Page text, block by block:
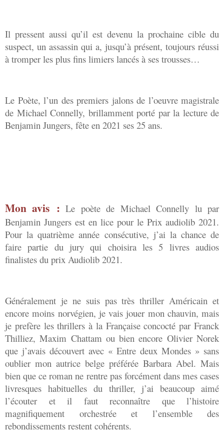
Il pressent aussi qu’il est devenu la prochaine cible du
suspect, un assassin qui a, jusqu’à présent, toujours réussi
à tromper les plus fins limiers lancés à ses trousses…
Le Poète, l’un des premiers jalons de l’oeuvre magistrale
de Michael Connelly, brillamment porté par la lecture de
Benjamin Jungers, fête en 2021 ses 25 ans.
Mon avis : Le poète de Michael Connelly lu par
Benjamin Jungers est en lice pour le Prix audiolib 2021.
Pour la quatrième année consécutive, j’ai la chance de
faire partie du jury qui choisira les 5 livres audios
finalistes du prix Audiolib 2021.
Généralement je ne suis pas très thriller Américain et
encore moins norvégien, je vais jouer mon chauvin, mais
je prefère les thrillers à la Française concocté par Franck
Thilliez, Maxim Chattam ou bien encore Olivier Norek
que j’avais découvert avec « Entre deux Mondes » sans
oublier mon autrice belge préférée Barbara Abel. Mais
bien que ce roman ne rentre pas forcément dans mes cases
livresques habituelles du thriller, j’ai beaucoup aimé
l’écouter et il faut reconnaître que l’histoire
magnifiquement orchestrée et l’ensemble des
rebondissements restent cohérents.